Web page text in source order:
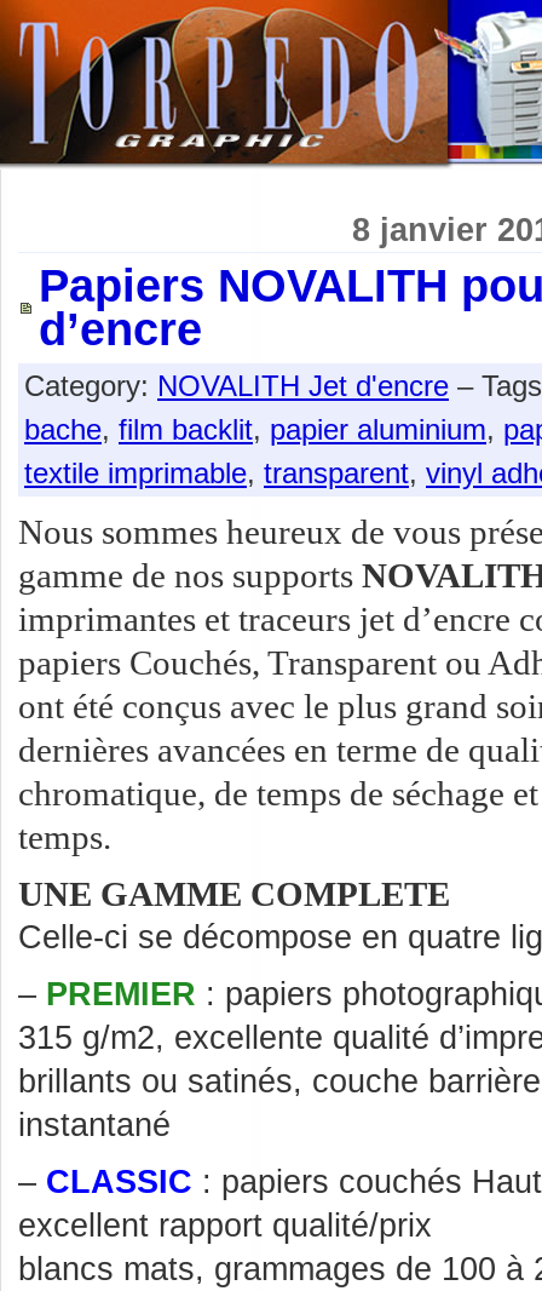
8 janvier
Papiers NOVALITH
d’encre
Category: NOVALITH Jet d'encre –
bache, film backlit, papier aluminium,
textile imprimable, transparent, vinyl
Nous sommes heureux de vous
gamme de nos supports
imprimantes et traceurs jet d’encre
papiers Couchés, Transparent ou
ont été conçus avec le plus grand
dernières avancées en terme de
chromatique, de temps de séchage
temps.
UNE GAMME COMPLETE
Celle-ci se décompose en quatre
– PREMIER : papiers
315 g/m2, excellente qualité
brillants ou satinés, couche
instantané
– CLASSIC : papiers couchés
excellent rapport qualité/prix
blancs mats, grammages de 100 à